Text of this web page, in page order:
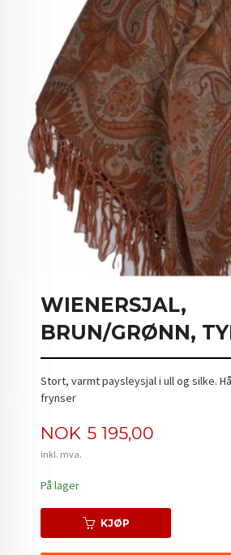
WIENERSJAL,
BRUN/GRØNN,
Stort, varmt paysleysjal i ull og silke.
frynser
Pris
NOK 5 195,00
inkl. mva.
På lager
KJØP